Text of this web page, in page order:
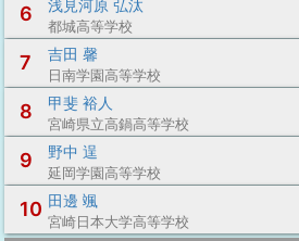
6 浅見河原 弘汰
都城高等学校
7 吉田 馨
日南学園高等学校
8 甲斐 裕人
宮崎県立高鍋高等学校
9 野中 逞
延岡学園高等学校
10 田邊 颯
宮崎日本大学高等学校